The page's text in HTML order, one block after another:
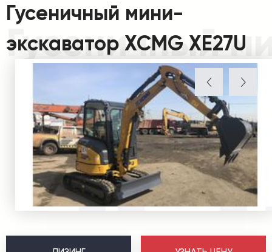
Гусеничный
Гусеничный мини-
экскаватор XCMG XE27U